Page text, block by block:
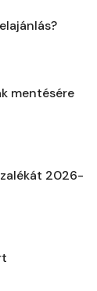
mentésére
2026-